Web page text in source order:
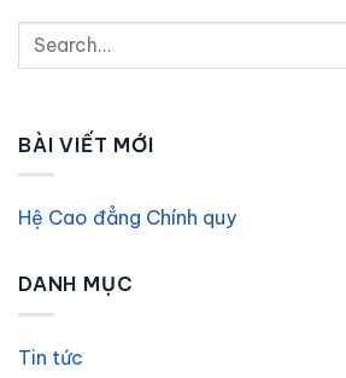
BÀI VIẾT MỚI
Hệ Cao đẳng Chính quy
DANH MỤC
Tin tức